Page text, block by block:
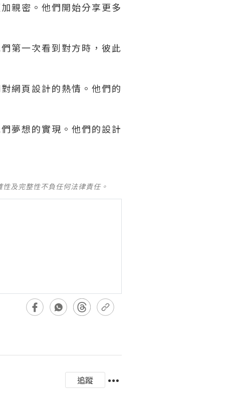
親密。他們開始分享更多
第一次看到對方時，彼此
網頁設計的熱情。他們的
夢想的實現。他們的設計
及完整性不負任何法律責任。
追蹤